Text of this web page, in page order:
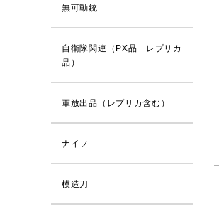
無可動銃
自衛隊関連（PX品 レプリカ
品）
軍放出品（レプリカ含む）
ナイフ
模造刀